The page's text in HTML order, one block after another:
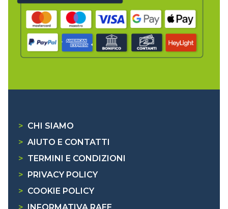
> CHI SIAMO
> AIUTO E CONTATTI
> TERMINI E CONDIZIONI
>
PRIVACY POLICY
> COOKIE POLICY